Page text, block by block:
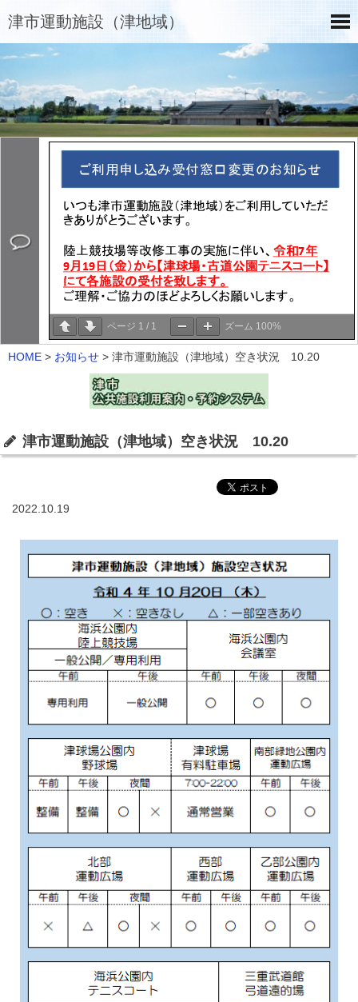
津市運動施設（津地域）
ページ 1 / 1 ズーム 100%
HOME > お知らせ > 津市運動施設（津地域）空き状況 10.20
津市運動施設（津地域）空き状況 10.20
2022.10.19